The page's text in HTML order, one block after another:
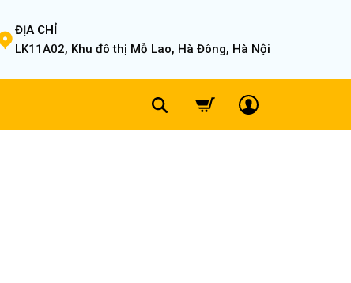
ĐỊA CHỈ
LK11A02, Khu đô thị Mỗ Lao, Hà Đông, Hà Nội